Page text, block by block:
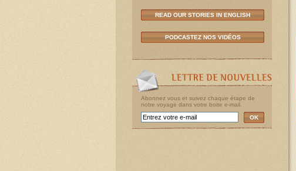
READ OUR STORIES IN ENGLISH
PODCASTEZ NOS VIDÉOS
Abonnez vous et suivez chaque étape de
notre voyage dans votre boite e-mail.
OK